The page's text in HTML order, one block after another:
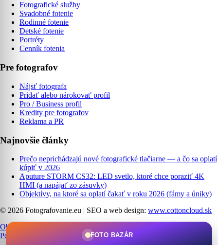
Fotografické služby
Svadobné fotenie
Rodinné fotenie
Detské fotenie
Portréty
Cenník fotenia
Pre fotografov
Nájsť fotografa
Pridať alebo nárokovať profil
Pro / Business profil
Kredity pre fotografov
Reklama a PR
Najnovšie články
Prečo neprichádzajú nové fotografické tlačiarne — a čo sa oplatí
kúpiť v 2026
Aputure STORM CS32: LED svetlo, ktoré chce poraziť 4K
HMI (a napájať zo zásuvky)
Objektívy, na ktoré sa oplatí čakať v roku 2026 (fámy a úniky)
© 2026 Fotografovanie.eu | SEO a web design: www.cottoncloud.sk
Obchodné podmienky
Podmienky používania
FOTO BAZÁR